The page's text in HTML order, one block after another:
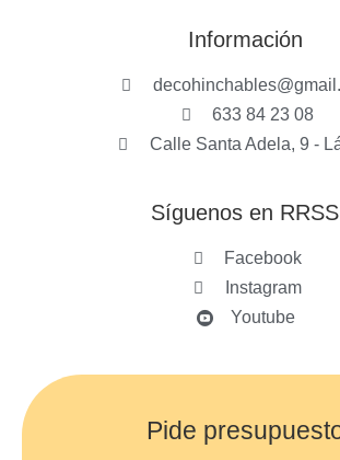
Información
633 84 23 08
Calle Santa Adela, 9 -
Síguenos en RRSS
Facebook
Instagram
Youtube
Pide